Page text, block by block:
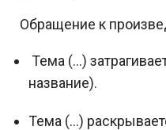
Обращение к
Тема (...)
название).
Тема (...)